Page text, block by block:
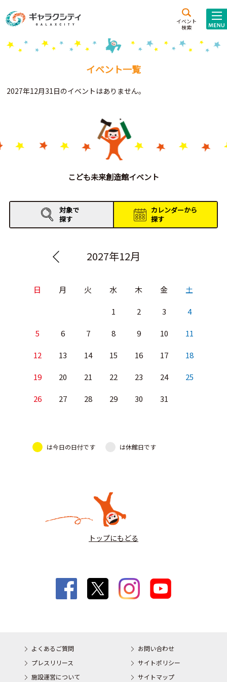
イベント
検索
施設案内
こども
西新井
施設･
Gがくえん
お知らせ
イベントレポート
イベント一覧
2027年12月31日のイベントはありません。
こども未来創造館イベント
対象で
探す
カレンダーから
探す
2027年12月
日 月 火 水 木 金 土
1 2 3 4
5 6 7 8 9 10 11
12 13 14 15 16 17 18
19 20 21 22 23 24 25
26 27 28 29 30 31
は今日の日付です は休館日です
トップにもどる
よくあるご質問
お問い合わせ
プレスリリース
サイトポリシー
施設運営について
サイトマップ